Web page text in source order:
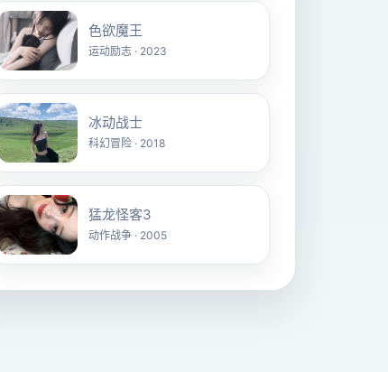
色欲魔王
运动励志 · 2023
冰动战士
科幻冒险 · 2018
猛龙怪客3
动作战争 · 2005